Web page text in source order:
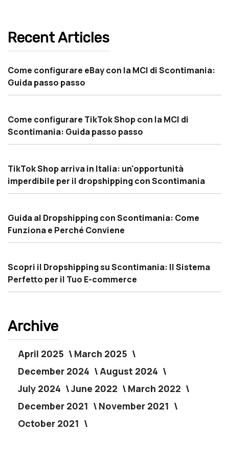
Recent Articles
Come configurare eBay con la MCI di Scontimania:
Guida passo passo
Come configurare TikTok Shop con la MCI di
Scontimania: Guida passo passo
TikTok Shop arriva in Italia: un'opportunità
imperdibile per il dropshipping con Scontimania
Guida al Dropshipping con Scontimania: Come
Funziona e Perché Conviene
Scopri il Dropshipping su Scontimania: Il Sistema
Perfetto per il Tuo E-commerce
Archive
April 2025
March 2025
December 2024
August 2024
July 2024
June 2022
March 2022
December 2021
November 2021
October 2021